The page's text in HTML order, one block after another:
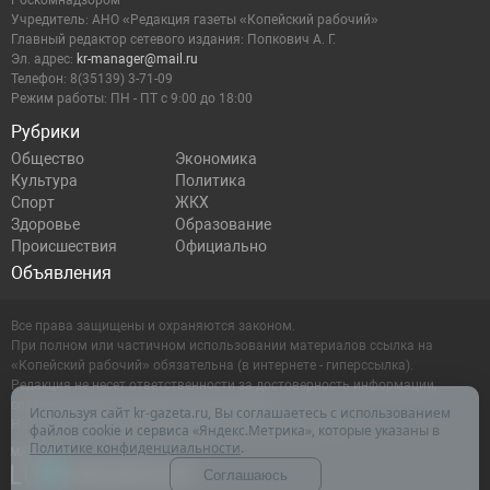
Рубрики
Общество
Экономика
Культура
Политика
Спорт
ЖКХ
Здоровье
Образование
Происшествия
Официально
Объявления
Учредитель: АНО «Редакция газеты «Копейский рабочий»
Главный редактор сетевого издания: Попкович А. Г.
Эл. адрес: kr-manager@mail.ru
Телефон: 8(35139) 3-71-09
Режим работы: ПН - ПТ с 9:00 до 18:00
Все права защищены и охраняются законом.
При полном или частичном использовании материалов ссылка на
«Копейский рабочий» обязательна (в интернете - гиперссылка).
Редакция не несет ответственности за достоверность информации,
содержащейся в рекламных объявлениях.
Настоящий ресурс может содержать материалы 16+
Используя сайт kr-gazeta.ru, Вы соглашаетесь с использованием
файлов cookie и сервиса «Яндекс.Метрика», которые указаны в
Политике конфиденциальности.
Соглашаюсь